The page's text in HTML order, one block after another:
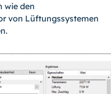
wie den
von Lüftungssystemen